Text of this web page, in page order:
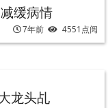
缓病情
7年前 4551点阅
龙头乩